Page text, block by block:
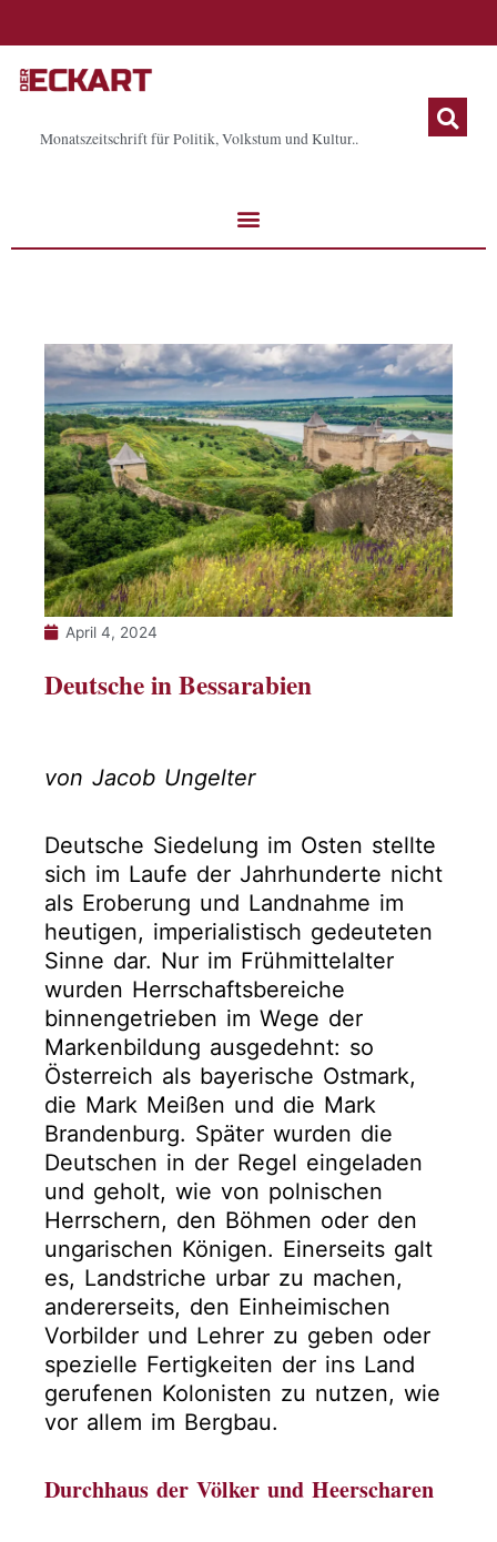
Monatszeitschrift für Politik, Volkstum und Kultur..
April 4, 2024
Deutsche in Bessarabien
von Jacob Ungelter
Deutsche Siedelung im Osten stellte
sich im Laufe der Jahrhunderte nicht
als Eroberung und Landnahme im
heutigen, imperialistisch gedeuteten
Sinne dar. Nur im Frühmittelalter
wurden Herrschaftsbereiche
binnengetrieben im Wege der
Markenbildung ausgedehnt: so
Österreich als bayerische Ostmark,
die Mark Meißen und die Mark
Brandenburg. Später wurden die
Deutschen in der Regel eingeladen
und geholt, wie von polnischen
Herrschern, den Böhmen oder den
ungarischen Königen. Einerseits galt
es, Landstriche urbar zu machen,
andererseits, den Einheimischen
Vorbilder und Lehrer zu geben oder
spezielle Fertigkeiten der ins Land
gerufenen Kolonisten zu nutzen, wie
vor allem im Bergbau.
Durchhaus der Völker und Heerscharen